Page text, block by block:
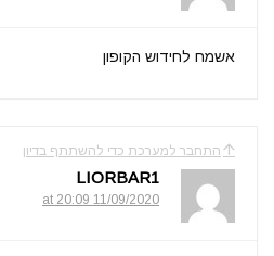
אשמח לחידוש הקופון
התחבר למערכת כדי להשתתף בדיון
LIORBAR1
11/09/2020 at 20:09